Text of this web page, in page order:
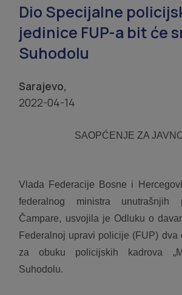
Dio Specijalne
jedinice FUP-a bit će
Suhodolu
Sarajevo,
2022-04-14
SAOPĆENJE ZA
Vlada Federacije Bosne i
federalnog ministra unutrašnjih
Čampare, usvojila je Odluku o
Federalnoj upravi policije (FUP) dva
za obuku policijskih kadrova
Suhodolu.